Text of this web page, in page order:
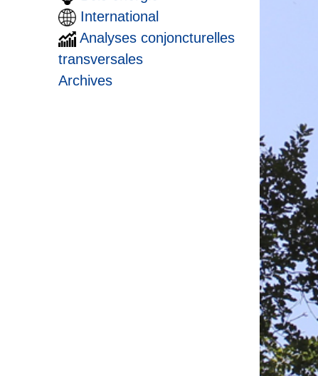
International
Analyses conjoncturelles
transversales
Archives